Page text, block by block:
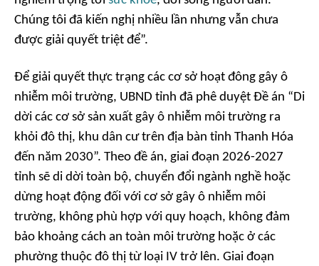
Chúng tôi đã kiến nghị nhiều lần nhưng vẫn chưa
được giải quyết triệt để”.
Để giải quyết thực trạng các cơ sở hoạt đông gây ô
nhiễm môi trường, UBND tỉnh đã phê duyệt Đề án “Di
dời các cơ sở sản xuất gây ô nhiễm môi trường ra
khỏi đô thị, khu dân cư trên địa bàn tỉnh Thanh Hóa
đến năm 2030”. Theo đề án, giai đoạn 2026-2027
tỉnh sẽ di dời toàn bộ, chuyển đổi ngành nghề hoặc
dừng hoạt động đối với cơ sở gây ô nhiễm môi
trường, không phù hợp với quy hoạch, không đảm
bảo khoảng cách an toàn môi trường hoặc ở các
phường thuộc đô thị từ loại IV trở lên. Giai đoạn